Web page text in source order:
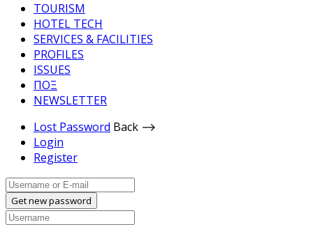
TOURISM
HOTEL TECH
SERVICES & FACILITIES
PROFILES
ISSUES
ΠΟΞ
NEWSLETTER
Lost Password Back ⟶
Login
Register
Get new password